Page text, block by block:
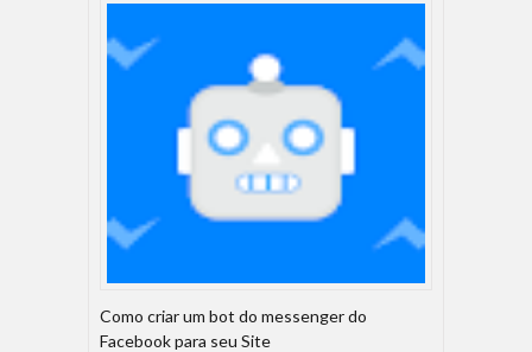
Como criar um bot do messenger do
Facebook para seu Site